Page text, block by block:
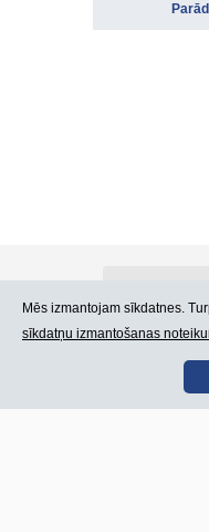
Kontakti
Mēs izmantojam sīkdatnes.
sīkdatņu izmantošanas